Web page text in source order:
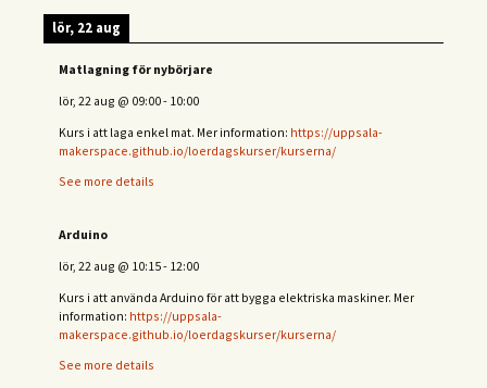
lör, 22 aug
Matlagning för nybörjare
lör, 22 aug @ 09:00- 10:00
Kurs i att laga enkel mat. Mer information: https://uppsala-
makerspace.github.io/loerdagskurser/kurserna/
See more details
Arduino
lör, 22 aug @ 10:15- 12:00
Kurs i att använda Arduino för att bygga elektriska maskiner. Mer
information: https://uppsala-
makerspace.github.io/loerdagskurser/kurserna/
See more details